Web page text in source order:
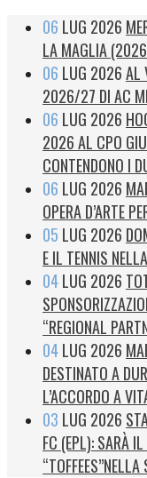
06 LUG 2026
LA MAGLIA
06 LUG 2026AL
2026/27 DI AC
06 LUG 2026
2026 AL CPO
CONTENDONO I
06 LUG 2026
OPERA D’ARTE
05 LUG 2026
E IL TENNIS
04LUG 2026
“REGIONAL
04LUG 2026
DESTINATO A
L’ACCORDO A
03 LUG 2026
FC (EPL): SARÀ